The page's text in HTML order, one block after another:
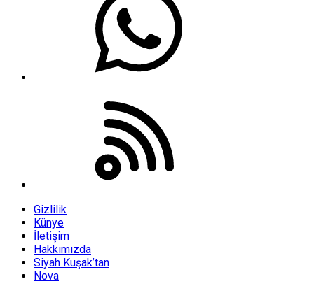
Gizlilik
Künye
İletişim
Hakkımızda
Siyah Kuşak’tan
Nova